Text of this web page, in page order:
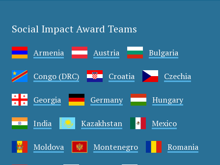
Social Impact Award Teams
Armenia Austria Bulgaria
Congo (DRC) Croatia Czechia
Georgia Germany Hungary
India Kazakhstan Mexico
Moldova Montenegro Romania